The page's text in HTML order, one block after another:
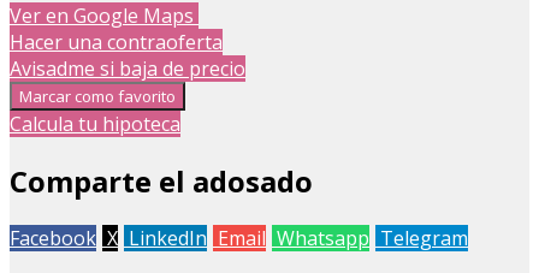
+
−
Ver en Google Maps
Hacer una contraoferta
Avisadme si baja de precio
Marcar como favorito
Calcula tu hipoteca
Comparte el adosado
Facebook X LinkedIn Email Whatsapp Telegram